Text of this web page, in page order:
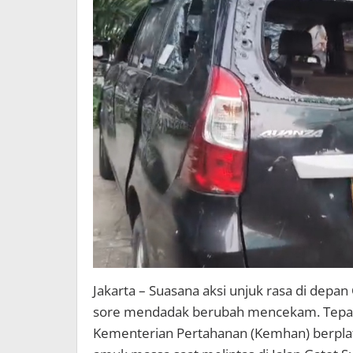
Jakarta – Suasana aksi unjuk rasa di
sore mendadak berubah mencekam.
Kementerian Pertahanan (Kemhan)